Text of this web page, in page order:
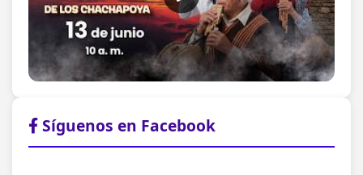
Síguenos en Facebook